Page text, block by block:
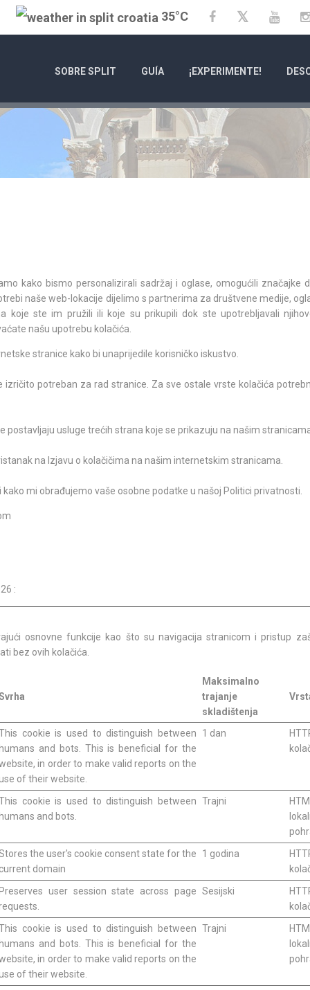
35°C FacebookTwitter
SOBRE SPLIT GUÍA ¡EXPERIMENTE!
kako bismo personalizirali sadržaj i oglase, omogućili značajke
naše web-lokacije dijelimo s partnerima za društvene medije,
ste im pružili ili koje su prikupili dok ste upotrebljavali
našu upotrebu kolačića.
stranice kako bi unaprijedile korisničko iskustvo.
potreban za rad stranice. Za sve ostale vrste kolačića
postavljaju usluge trećih strana koje se prikazuju na našim
na Izjavu o kolačičima na našim internetskim stranicama.
mi obrađujemo vaše osobne podatke u našoj Politici privatnosti.
:
osnovne funkcije kao što su navigacija stranicom i pristup
bez ovih kolačića.
Maksimalno
trajanje
skladištenja
cookie is used to distinguish between
and bots. This is beneficial for the
in order to make valid reports on the
of their website.
1 dan
cookie is used to distinguish between
and bots.
Trajni
HTML
the user's cookie consent state for the
domain
1 godina
user session state across page Sesijski
cookie is used to distinguish between
and bots. This is beneficial for the
in order to make valid reports on the
of their website.
Trajni
HTML
CITY OF SPLIT EVENT